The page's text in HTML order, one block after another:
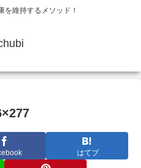
を維持するメソッド！
はてブ